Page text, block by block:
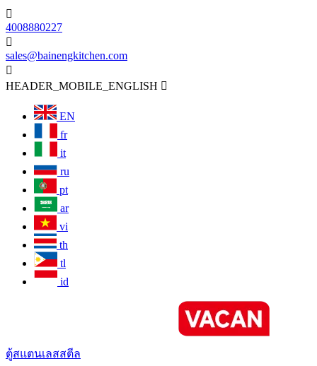

4008880227

sales@bainengkitchen.com

HEADER_MOBILE_ENGLISH 
EN
fr
it
ru
pt
ar
vi
th
tl
id
ตู้สแตนเลสสตีล